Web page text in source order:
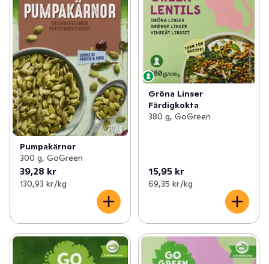
Pumpakärnor
300 g, GoGreen
39,28 kr
130,93 kr /kg
Gröna Linser
Färdigkokta
380 g, GoGreen
15,95 kr
69,35 kr /kg